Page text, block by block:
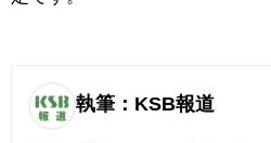
執筆：KSB報道